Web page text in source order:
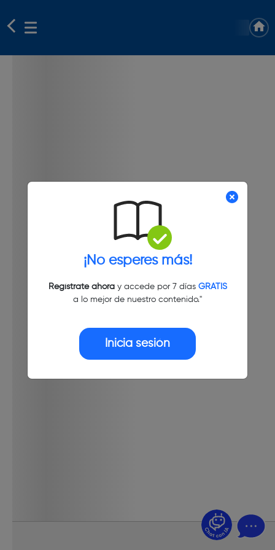
¡No esperes más!
Regístrate ahoray accede por 7 días GRATIS
a lo mejor de nuestro contenido."
Inicia sesión